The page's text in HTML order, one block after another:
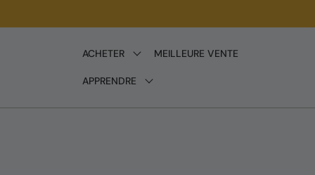
et passer
ACHETER MEILLEURE VENTE
APPRENDRE